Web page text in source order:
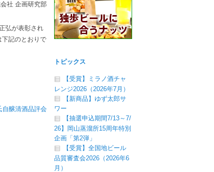
社 企画研究部
弘が表彰され
下記のとおりで
自醸清酒品評会
トピックス
【受賞】ミラノ酒チャ
レンジ2026（2026年7月）
【新商品】ゆず太郎サ
ワー
【抽選申込期間7/13～7/
26】岡山蒸溜所15周年特別
企画「第2弾」
【受賞】全国地ビール
品質審査会2026（2026年6
月）